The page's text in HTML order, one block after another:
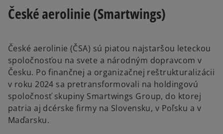
České aerolinie (Smartwings)
České aerolinie (ČSA) sú piatou najstaršou leteckou
spoločnosťou na svete a národným dopravcom v
Česku. Po finančnej a organizačnej reštrukturalizácii
v roku 2024 sa pretransformovali na holdingovú
spoločnosť skupiny Smartwings Group, do ktorej
patria aj dcérske firmy na Slovensku, v Poľsku a v
Maďarsku.